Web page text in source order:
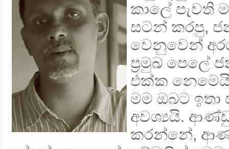
කාලේ පැවති
සටන් කරපු,
වෙනුවෙන්
ප්‍රමුඛ පෙලේ
එක්ක
මම ඔබට ඉතා
අවශ්‍යයි.
කරන්නේ,